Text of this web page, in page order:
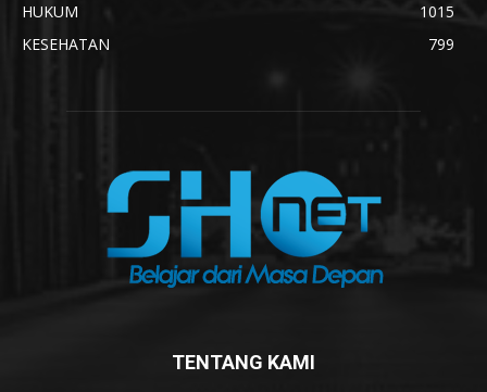
HUKUM
1015
KESEHATAN
799
TENTANG KAMI